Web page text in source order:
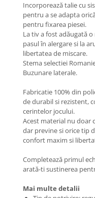
Incorporează talie cu
pentru a se adapta
pentru fixarea piesei.
La tiv a fost adăugată
pasul în alergare si la
libertatea de miscare.
Stema selectiei
Buzunare laterale.
Fabricatie 100% din
de durabil si rezistent,
cerintelor jocului.
Acest material nu doar
dar previne si orice tip
confort maxim si
Completează primul
arată-ti sustinerea
Mai multe detalii